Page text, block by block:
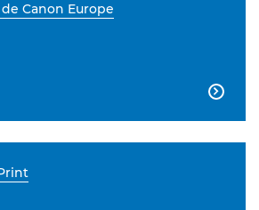
Canon Europe
